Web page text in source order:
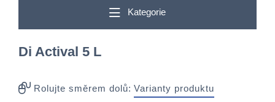
Kategorie
Di Actival 5 L
Rolujte směrem dolů: Varianty produktu